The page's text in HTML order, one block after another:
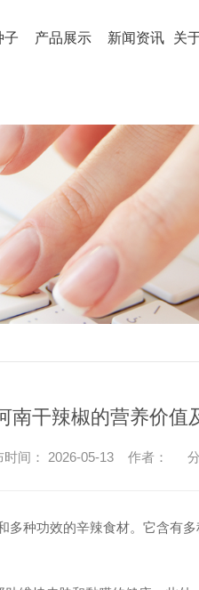
子 产品展示
家
河南甜
新闻资讯 关
南干辣椒的营养价值
间： 2026-05-13 作者：
多种功效的辛辣食材。它含有